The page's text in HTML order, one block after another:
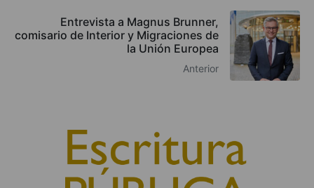
Entrevista a Magnus Brunner,
comisario de Interior y Migraciones de
la Unión Europea
Anterior